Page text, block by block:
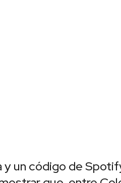
y un código de